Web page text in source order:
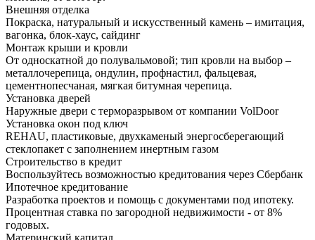
Внешняя отделка
Покраска, натуральный и искусственный камень – имитация,
вагонка, блок-хаус, сайдинг
Монтаж крыши и кровли
От односкатной до полувальмовой; тип кровли на выбор –
металлочерепица, ондулин, профнастил, фальцевая,
цементнопесчаная, мягкая битумная черепица.
Установка дверей
Наружные двери с терморазрывом от компании VolDoor
Установка окон под ключ
REHAU, пластиковые, двухкаменый энергосберегающий
стеклопакет с заполнением инертным газом
Строительство в кредит
Воспользуйтесь возможностью кредитования через Сбербанк
Ипотечное кредитование
Разработка проектов и помощь с документами под ипотеку.
Процентная ставка по загородной недвижимости - от 8%
годовых.
Материнский капитал